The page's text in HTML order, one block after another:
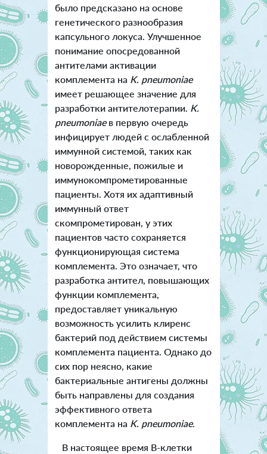
было предсказано на основе
генетического разнообразия
капсульного локуса. Улучшенное
понимание опосредованной
антителами активации
комплемента на K. pneumoniae
имеет решающее значение для
разработки антителотерапии. K.
pneumoniaeв первую очередь
инфицирует людей с ослабленной
иммунной системой, таких как
новорожденные, пожилые и
иммунокомпрометированные
пациенты. Хотя их адаптивный
иммунный ответ
скомпрометирован, у этих
пациентов часто сохраняется
функционирующая система
комплемента. Это означает, что
разработка антител, повышающих
функции комплемента,
предоставляет уникальную
возможность усилить клиренс
бактерий под действием системы
комплемента пациента. Однако до
сих пор неясно, какие
бактериальные антигены должны
быть направлены для создания
эффективного ответа
комплемента на K. pneumoniae.
В настоящее время В-клетки